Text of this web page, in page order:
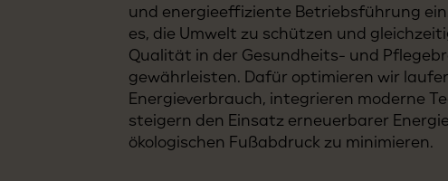
und energieeffiziente Betriebsführung
es, die Umwelt zu schützen und
Qualität in der Gesundheits- und
gewährleisten. Dafür optimieren wir
Energieverbrauch, integrieren moderne
steigern den Einsatz erneuerbarer
ökologischen Fußabdruck zu minimieren.